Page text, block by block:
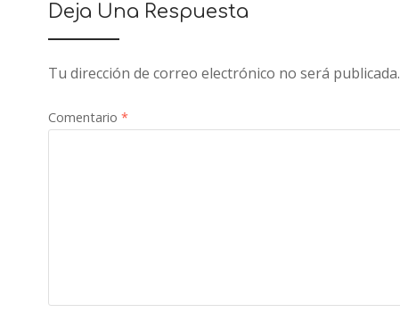
Deja Una Respuesta
Tu dirección de correo electrónico no será publicada.
Comentario *